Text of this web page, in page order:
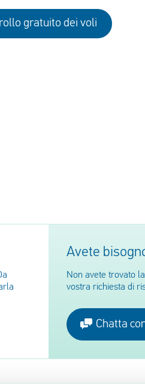
gratuito dei voli
Avete
Non avete trovato
vostra richiesta di
Chatta